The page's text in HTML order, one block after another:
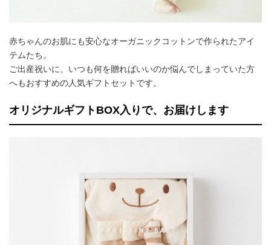
赤ちゃんのお肌にも安心なオーガニックコットンで作られたアイ
テムたち。
ご出産祝いに、いつも何を贈ればいいのか悩んでしまっていた方
へもおすすめの人気ギフトセットです。
オリジナルギフトBOX入りで、お届けします